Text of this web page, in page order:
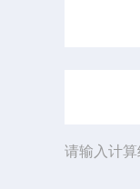
请输入计